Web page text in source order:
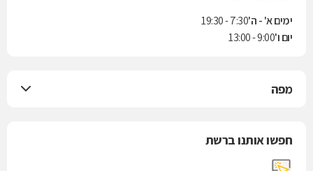
ימים א' - ה'7:30 - 19:30
יום ו'9:00 - 13:00
מפה
חפשו אותנו ברשת